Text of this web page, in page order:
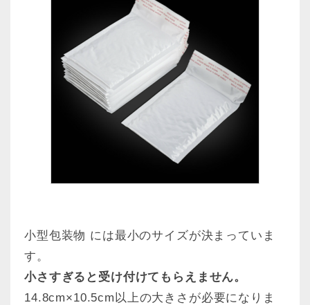
小型包装物 には最小のサイズが決まっていま
す。
小さすぎると受け付けてもらえません。
14.8cm×10.5cm以上の大きさが必要になりま